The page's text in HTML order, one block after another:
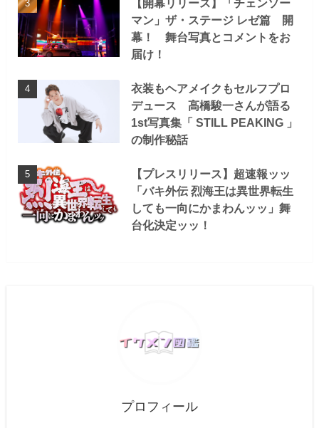
【開幕リリース】「チェンソー
マン」ザ・ステージ レゼ篇 開
幕！ 舞台写真とコメントをお
届け！
衣装もヘアメイクもセルフプロ
デュース 高橋駿一さんが語る
1st写真集「 STILL PEAKING 」
の制作秘話
【プレスリリース】超速報ッッ
「バキ外伝 烈海王は異世界転生
しても一向にかまわんッッ」舞
台化決定ッッ！
プロフィール